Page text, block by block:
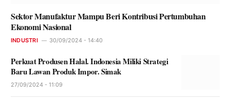
Sektor Manufaktur Mampu Beri Kontribusi Pertumbuhan
Ekonomi Nasional
INDUSTRI 30/09/2024 - 14:40
Perkuat Produsen Halal. Indonesia Miliki Strategi
Baru Lawan Produk Impor. Simak
27/09/2024 - 11:09